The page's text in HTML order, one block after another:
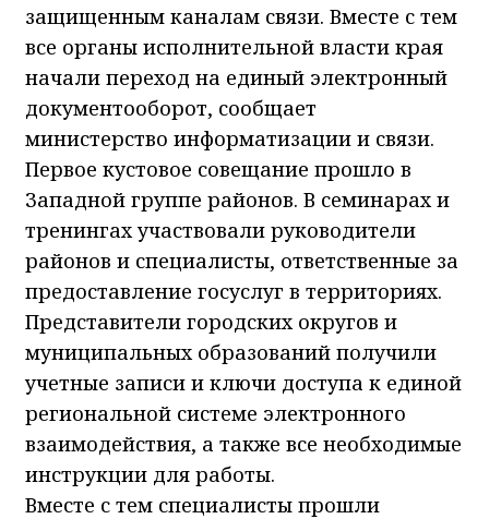
защищенным каналам связи. Вместе с тем
все органы исполнительной власти края
начали переход на единый электронный
документооборот, сообщает
министерство информатизации и связи.
Первое кустовое совещание прошло в
Западной группе районов. В семинарах и
тренингах участвовали руководители
районов и специалисты, ответственные за
предоставление госуслуг в территориях.
Представители городских округов и
муниципальных образований получили
учетные записи и ключи доступа к единой
региональной системе электронного
взаимодействия, а также все необходимые
инструкции для работы.
Вместе с тем специалисты прошли